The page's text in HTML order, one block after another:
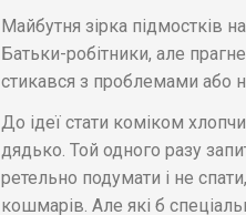
Майбутня зірка підмостків
Батьки-робітники, але
стикався з проблемами або
До ідеї стати коміком
дядько. Той одного разу
ретельно подумати і не
кошмарів. Але які б